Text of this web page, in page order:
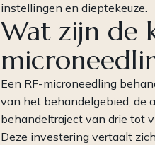
instellingen en dieptekeuze.
Wat zijn de
Een RF-microneedling
van het behandelgebied, de
behandeltraject van drie tot
Deze investering vertaalt